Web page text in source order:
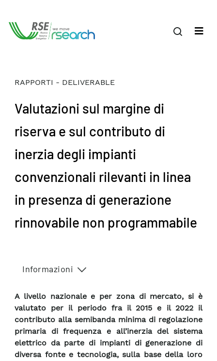
RAPPORTI - DELIVERABLE
Valutazioni sul margine di
riserva e sul contributo di
inerzia degli impianti
convenzionali rilevanti in linea
in presenza di generazione
rinnovabile non programmabile
Informazioni
A livello nazionale e per zona di mercato, si è
valutato per il periodo fra il 2015 e il 2022 il
contributo alla semibanda minima di regolazione
primaria di frequenza e all’inerzia del sistema
elettrico da parte di impianti di generazione di
diversa fonte e tecnologia, sulla base della loro